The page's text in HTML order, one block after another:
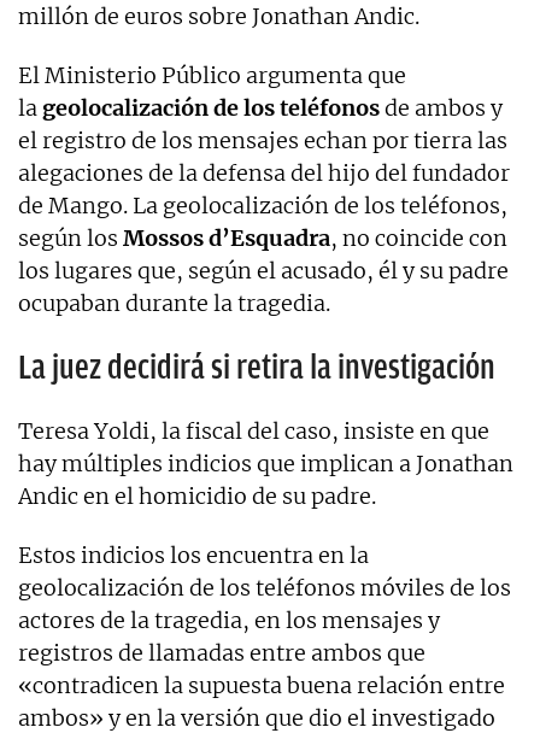
millón de euros sobre Jonathan Andic.
El Ministerio Público argumenta que
la geolocalización de los teléfonosde ambos y
el registro de los mensajes echan por tierra las
alegaciones de la defensa del hijo del fundador
de Mango. La geolocalización de los teléfonos,
según los Mossos d’Esquadra, no coincide con
los lugares que, según el acusado, él y su padre
ocupaban durante la tragedia.
La juez decidirá si retira la investigación
Teresa Yoldi, la fiscal del caso, insiste en que
hay múltiples indicios que implican a Jonathan
Andic en el homicidio de su padre.
Estos indicios los encuentra en la
geolocalización de los teléfonos móviles de los
actores de la tragedia, en los mensajes y
registros de llamadas entre ambos que
«contradicen la supuesta buena relación entre
ambos» y en la versión que dio el investigado